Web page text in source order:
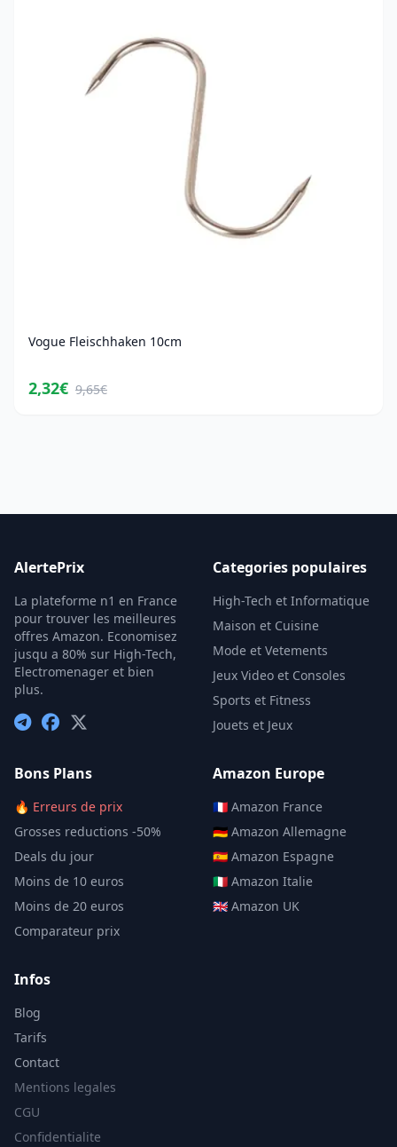
Vogue Fleischhaken 10cm
2,32€ 9,65€
AlertePrix
La plateforme n1 en France
pour trouver les meilleures
offres Amazon. Economisez
jusqu a 80% sur High-Tech,
Electromenager et bien
plus.
Categories populaires
High-Tech et Informatique
Maison et Cuisine
Mode et Vetements
Jeux Video et Consoles
Sports et Fitness
Jouets et Jeux
Bons Plans
🔥 Erreurs de prix
Grosses reductions -50%
Deals du jour
Moins de 10 euros
Moins de 20 euros
Comparateur prix
Amazon Europe
🇫🇷 Amazon France
🇩🇪 Amazon Allemagne
🇪🇸 Amazon Espagne
🇮🇹 Amazon Italie
🇬🇧 Amazon UK
Infos
Blog
Tarifs
Contact
Mentions legales
CGU
Confidentialite